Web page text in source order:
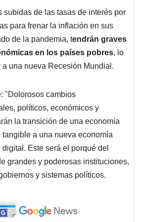
subidas de las tasas de interés por
para frenar la inflación en sus
de la pandemia, tendrán graves
en los países pobres, lo
una nueva Recesión Mundial.
"Dolorosos cambios
políticos, económicos y
la transición de una economía
tangible a una nueva economía
Este será el porqué del
grandes y poderosas instituciones,
y sistemas políticos.